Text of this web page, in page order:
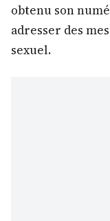
obtenu son
adresser des
sexuel.